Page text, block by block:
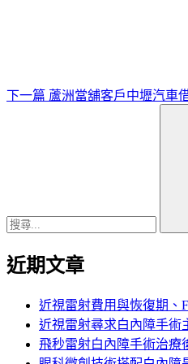
下一篇 蘆洲當舖客戶中壢汽車
近期文章
近視雷射費用與恢復期、
近視雷射尋求白內障手術
飛秒雷射白內障手術治療